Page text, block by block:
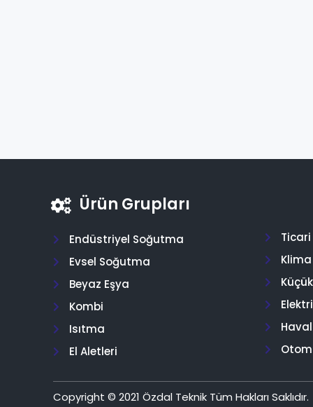
Ürün Grupları
Endüstriyel Soğutma
Evsel Soğutma
Beyaz Eşya
Kombi
Isıtma
El Aletleri
Klima
Copyright © 2021 Özdal Teknik Tüm Hakları Saklıdır.